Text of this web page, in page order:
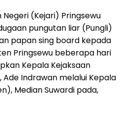
Negeri (Kejari) Pringsewu
pungutan liar (Pungli)
papan sing board kepada
Pringsewu beberapa hari
Kepala Kejaksaan
Ade Indrawan melalui Kepala
Median Suwardi pada,